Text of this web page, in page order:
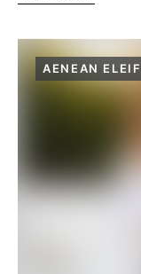
AENEAN